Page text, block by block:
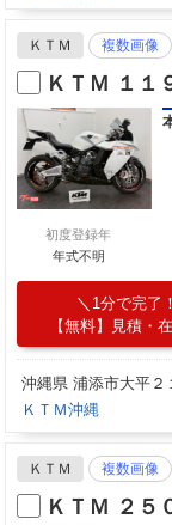
ＫＴＭ 複数画像
ＫＴＭ １
初度登録年
年式不明
1分で完了！
【無料】見積・
沖縄県 浦添市大平
ＫＴＭ沖縄
ＫＴＭ 複数画像
ＫＴＭ ２